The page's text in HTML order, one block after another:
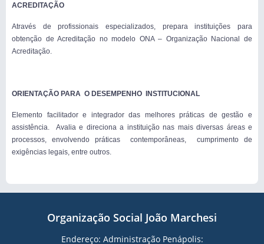
ACREDITAÇÃO
Através de profissionais especializados, prepara instituições para
obtenção de Acreditação no modelo ONA – Organização Nacional de
Acreditação.
ORIENTAÇÃO PARA O DESEMPENHO INSTITUCIONAL
Elemento facilitador e integrador das melhores práticas de gestão e
assistência. Avalia e direciona a instituição nas mais diversas áreas e
processos, envolvendo práticas contemporâneas, cumprimento de
exigências legais, entre outros.
Organização Social João Marchesi
Endereço: Administração Penápolis: